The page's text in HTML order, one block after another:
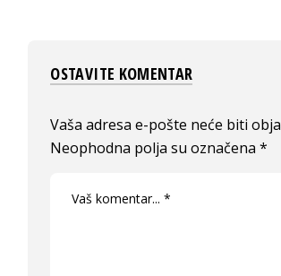
OSTAVITE KOMENTAR
Vaša adresa e-pošte neće biti
Neophodna polja su označena*